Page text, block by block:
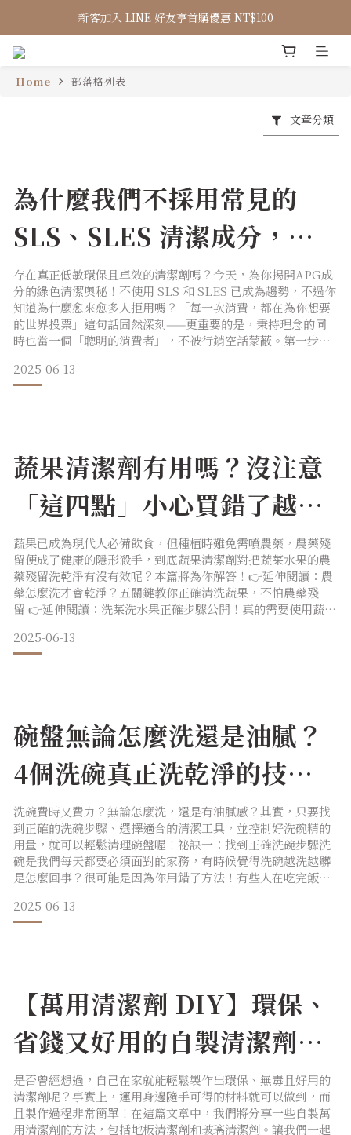
新客加入 LINE 好友享首購優惠 NT$100
Home 部落格列表
文章分類
為什麼我們不採用常見的
SLS、SLES 清潔成分，而
選用 APG？
存在真正低敏環保且卓效的清潔劑嗎？今天，為你揭開APG成
分的綠色清潔奧秘！不使用 SLS 和 SLES 已成為趨勢，不過你
知道為什麼愈來愈多人拒用嗎？「每一次消費，都在為你想要
的世界投票」這句話固然深刻——更重要的是，秉持理念的同
時也當一個「聰明的消費者」，不被行銷空話蒙蔽。第一步，
潔劑成分中的關鍵角色，SLS、SLES 以及綠色奧秘 APG 是什
麼來歷。泡沫功臣的兩大派系：石化提煉、植物提煉界面活性
2025-06-13
蔬果清潔劑有用嗎？沒注意
「這四點」小心買錯了越洗
越毒！
蔬果已成為現代人必備飲食，但種植時難免需噴農藥，農藥殘
留便成了健康的隱形殺手，到底蔬果清潔劑對把蔬菜水果的農
藥殘留洗乾淨有沒有效呢？本篇將為你解答！👉延伸閱讀：農
藥怎麼洗才會乾淨？五關鍵教你正確清洗蔬果，不怕農藥殘
留 👉延伸閱讀：洗菜洗水果正確步驟公開！真的需要使用蔬果
就是只用水洗蔬果，雖然能夠去除表面雜質、灰塵與土壤，但
因為蔬果表面不甚平整，裂縫、刮痕或凹槽蒂頭處都有可能有
2025-06-13
碗盤無論怎麼洗還是油膩？
4個洗碗真正洗乾淨的技巧
大公開！
洗碗費時又費力？無論怎麼洗，還是有油膩感？其實，只要找
到正確的洗碗步驟、選擇適合的清潔工具，並控制好洗碗精的
用量，就可以輕鬆清理碗盤喔！祕訣一：找到正確洗碗步驟洗
碗是我們每天都要必須面對的家務，有時候覺得洗碗越洗越髒
是怎麼回事？很可能是因為你用錯了方法！有些人在吃完飯之
兮的碗盤在水槽裡放的越久，細菌就越容易滋生，也會更難清
洗。如果碗盤上細菌的數量太多，那就容易在下次使用時，讓
2025-06-13
【萬用清潔劑 DIY】環保、
省錢又好用的自製清潔劑秘
笈大公開！
是否曾經想過，自己在家就能輕鬆製作出環保、無毒且好用的
清潔劑呢？事實上，運用身邊隨手可得的材料就可以做到，而
且製作過程非常簡單！在這篇文章中，我們將分享一些自製萬
用清潔劑的方法，包括地板清潔劑和玻璃清潔劑。讓我們一起